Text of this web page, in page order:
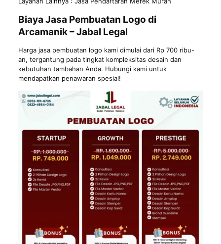
Biaya Jasa Pembuatan Logo di
Arcamanik – Jabal Legal
Harga jasa pembuatan logo kami dimulai dari Rp 700 ribu-
an, tergantung pada tingkat kompleksitas desain dan
kebutuhan tambahan Anda. Hubungi kami untuk
mendapatkan penawaran spesial!